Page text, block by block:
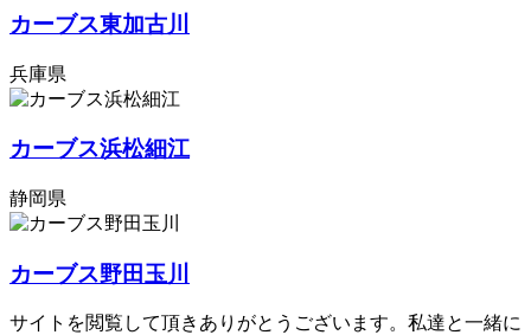
カーブス東加古川
兵庫県
カーブス浜松細江
静岡県
カーブス野田玉川
サイトを閲覧して頂きありがとうございます。私達と一緒に